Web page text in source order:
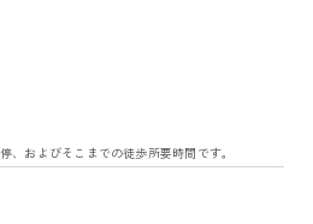
およびそこまでの徒歩所要時間です。